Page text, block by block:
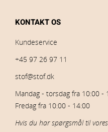
KONTAKT OS
Kundeservice
+45 97 26 97 11
stof@stof.dk
Mandag - torsdag fra 10:00 -
Fredag fra 10:00 - 14:00
Hvis du har spørgsmål til